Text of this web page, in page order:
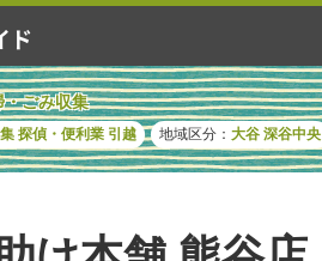
ド
・ごみ収集
探偵・便利業 引越 地域区分： 大谷 深谷中央